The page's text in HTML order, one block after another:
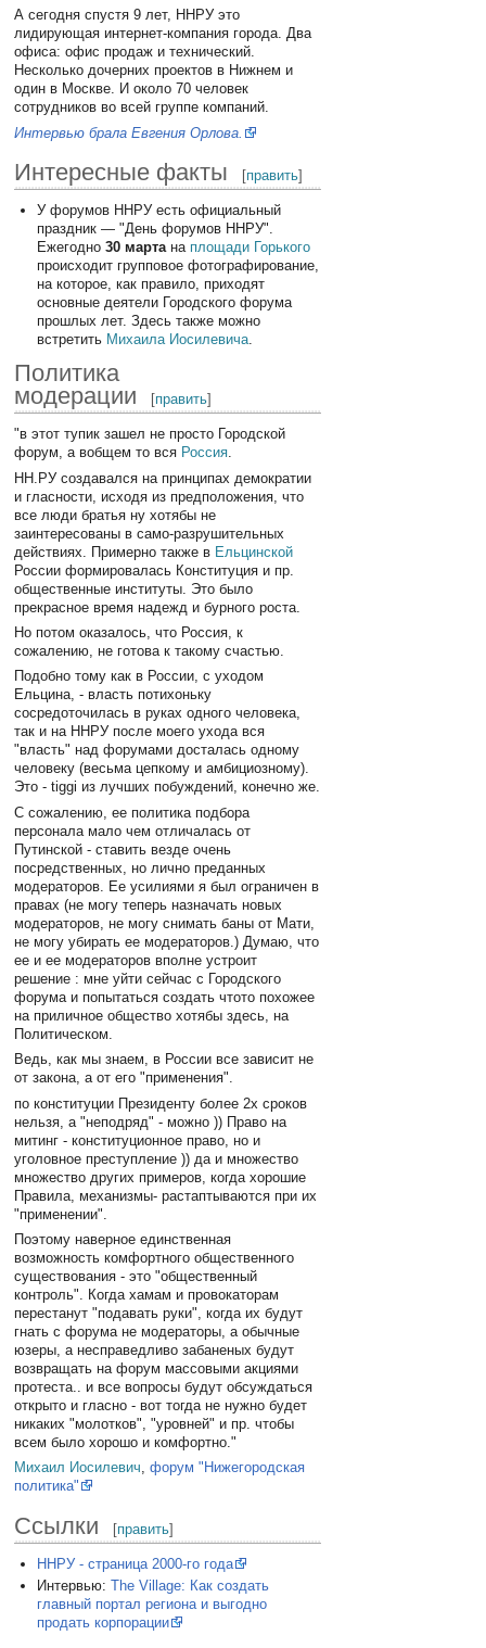
А сегодня спустя 9 лет, ННРУ это
лидирующая интернет-компания города. Два
офиса: офис продаж и технический.
Несколько дочерних проектов в Нижнем и
один в Москве. И около 70 человек
сотрудников во всей группе компаний.
Интервью брала Евгения Орлова.
Интересные факты [править]
У форумов ННРУ есть официальный
праздник — "День форумов ННРУ".
Ежегодно 30 мартана площади Горького
происходит групповое фотографирование,
на которое, как правило, приходят
основные деятели Городского форума
прошлых лет. Здесь также можно
встретить Михаила Иосилевича.
Политика
модерации
[править]
"в этот тупик зашел не просто Городской
форум, а вобщем то вся Россия.
НН.РУ создавался на принципах демократии
и гласности, исходя из предположения, что
все люди братья ну хотябы не
заинтересованы в само-разрушительных
действиях. Примерно также в Ельцинской
России формировалась Конституция и пр.
общественные институты. Это было
прекрасное время надежд и бурного роста.
Но потом оказалось, что Россия, к
сожалению, не готова к такому счастью.
Подобно тому как в России, с уходом
Ельцина, - власть потихоньку
сосредоточилась в руках одного человека,
так и на ННРУ после моего ухода вся
"власть" над форумами досталась одному
человеку (весьма цепкому и амбициозному).
Это - tiggi из лучших побуждений, конечно же.
С сожалению, ее политика подбора
персонала мало чем отличалась от
Путинской - ставить везде очень
посредственных, но лично преданных
модераторов. Ее усилиями я был ограничен в
правах (не могу теперь назначать новых
модераторов, не могу снимать баны от Мати,
не могу убирать ее модераторов.) Думаю, что
ее и ее модераторов вполне устроит
решение : мне уйти сейчас с Городского
форума и попытаться создать чтото похожее
на приличное общество хотябы здесь, на
Политическом.
Ведь, как мы знаем, в России все зависит не
от закона, а от его "применения".
по конституции Президенту более 2х сроков
нельзя, а "неподряд" - можно )) Право на
митинг - конституционное право, но и
уголовное преступление )) да и множество
множество других примеров, когда хорошие
Правила, механизмы- растаптываются при их
"применении".
Поэтому наверное единственная
возможность комфортного общественного
существования - это "общественный
контроль". Когда хамам и провокаторам
перестанут "подавать руки", когда их будут
гнать с форума не модераторы, а обычные
юзеры, а несправедливо забаненых будут
возвращать на форум массовыми акциями
протеста.. и все вопросы будут обсуждаться
открыто и гласно - вот тогда не нужно будет
никаких "молотков", "уровней" и пр. чтобы
всем было хорошо и комфортно."
Михаил Иосилевич,форум "Нижегородская
политика"
Ссылки [править]
ННРУ - страница 2000-го года
Интервью: The Village: Как создать
главный портал региона и выгодно
продать корпорации